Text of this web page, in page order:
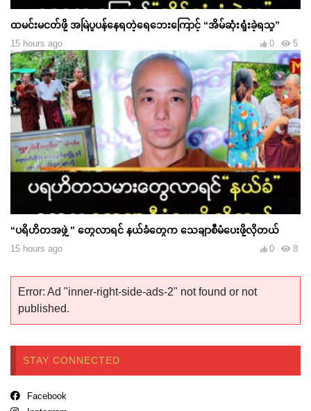
ထမင်းမငတ်ဖို့ အမြဲပူပန်နေရတဲ့ရေဘေးကြောင့် “အိမ်ဆုံးရှုံးခဲ့ရသူ”
15 hours ago 5
0
“ပရိဟိတအဖွဲ့ ‌‌” တွေလာရင် နယ်ခံတွေက သေချာစီမံပေးဖို့လိုတယ်
15 hours ago 8
0
Error: Ad "inner-right-side-ads-2" not found or not
published.
STAY CONNECTED
Facebook